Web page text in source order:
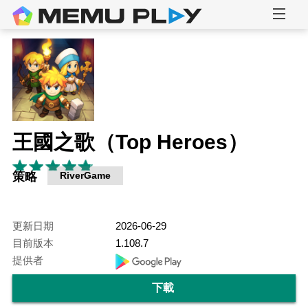
王國之歌（Top Heroes）
策略 RiverGame
更新日期
2026-06-29
目前版本
1.108.7
提供者
下載